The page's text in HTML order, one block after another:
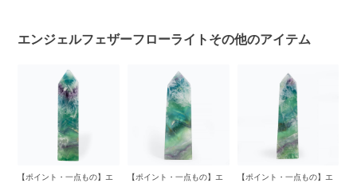
エンジェルフェザーフローライトその他のアイテム
【ポイント・一点もの】エ
【ポイント・一点もの】エ
【ポイント・一点もの】エ